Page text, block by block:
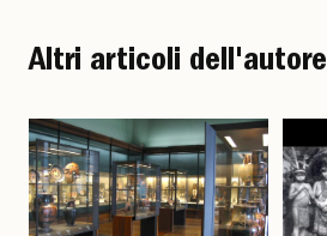
Altri articoli dell'autore